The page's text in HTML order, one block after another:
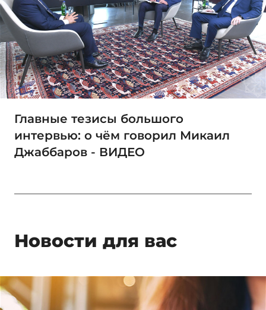
Главные тезисы большого
интервью: о чём говорил Микаил
Джаббаров - ВИДЕО
Новости для вас